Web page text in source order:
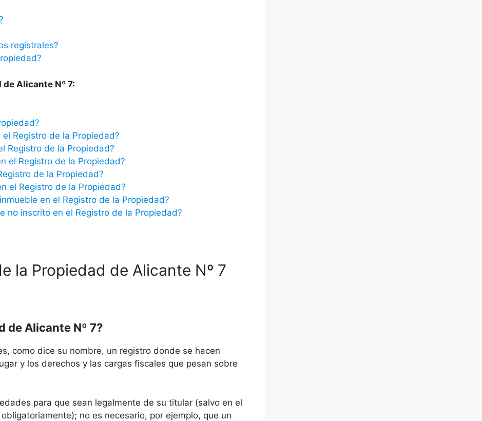
registrales?
Alicante Nº 7:
Registro de la Propiedad?
Registro de la Propiedad?
el Registro de la Propiedad?
de la Propiedad?
el Registro de la Propiedad?
en el Registro de la Propiedad?
no inscrito en el Registro de la Propiedad?
la Propiedad de Alicante Nº 7
de Alicante Nº 7?
como dice su nombre, un registro donde se hacen
y los derechos y las cargas fiscales que pesan sobre
para que sean legalmente de su titular (salvo en el
no es necesario, por ejemplo, que un